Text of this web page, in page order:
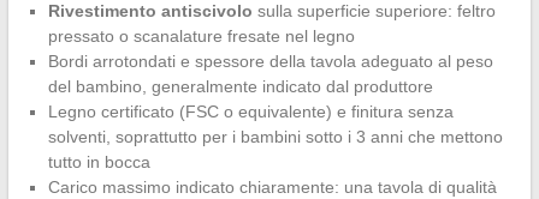
Rivestimento antiscivolo sulla superficie superiore: feltro
pressato o scanalature fresate nel legno
Bordi arrotondati e spessore della tavola adeguato al peso
del bambino, generalmente indicato dal produttore
Legno certificato (FSC o equivalente) e finitura senza
solventi, soprattutto per i bambini sotto i 3 anni che mettono
tutto in bocca
Carico massimo indicato chiaramente: una tavola di qualità